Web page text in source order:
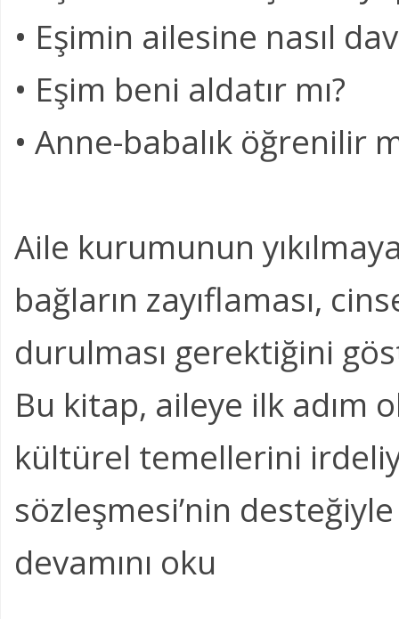
• Eşimin ailesine nasıl
• Eşim beni aldatır mı?
• Anne-babalık öğrenilir
Aile kurumunun
bağların zayıflaması,
durulması gerektiğini
Bu kitap, aileye ilk adım
kültürel temellerini
sözleşmesi’nin
devamını oku